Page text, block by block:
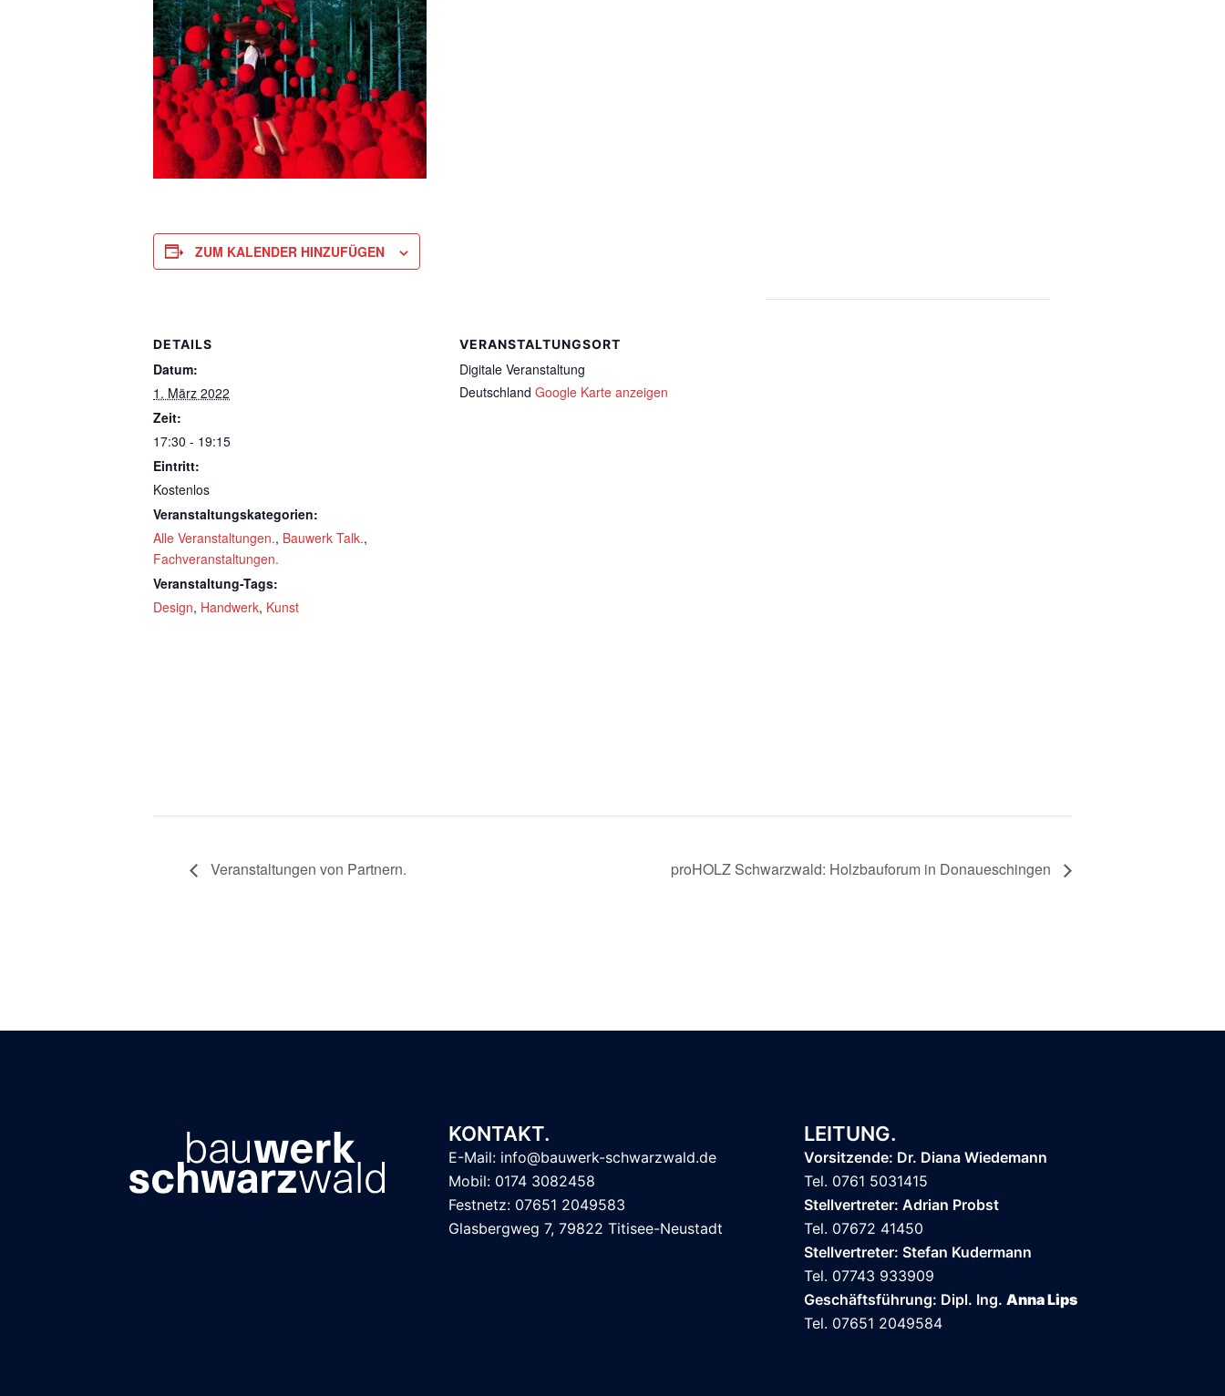
ZUM KALENDER HINZUFÜGEN
DETAILS
Datum:
1. März 2022
Zeit:
17:30 - 19:15
Eintritt:
Kostenlos
Veranstaltungskategorien:
Alle Veranstaltungen., Bauwerk Talk.,
Fachveranstaltungen.
Veranstaltung-Tags:
Design, Handwerk, Kunst
VERANSTALTUNGSORT
Digitale Veranstaltung
Deutschland Google Karte anzeigen
Veranstaltungen von Partnern. proHOLZ Schwarzwald: Holzbauforum in Donaueschingen
KONTAKT.
E-Mail: info@bauwerk-schwarzwald.de
Mobil: 0174 3082458
Festnetz: 07651 2049583
Glasbergweg 7, 79822 Titisee-Neustadt
LEITUNG.
Vorsitzende: Dr. Diana Wiedemann
Tel. 0761 5031415
Stellvertreter: Adrian Probst
Tel. 07672 41450
Stellvertreter: Stefan Kudermann
Tel. 07743 933909
Geschäftsführung: Dipl. Ing. Anna Lips
Tel. 07651 2049584